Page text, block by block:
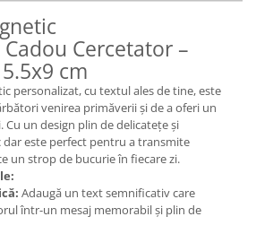
Cercetator –
cm
personalizat, cu textul ales de tine, este
venirea primăverii și de a oferi un
Cu un design plin de delicatețe și
dar este perfect pentru a transmite
un strop de bucurie în fiecare zi.
Adaugă un text semnificativ care
într-un mesaj memorabil și plin de